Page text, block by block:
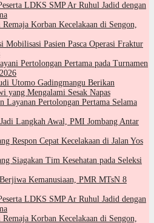
LDKS SMP Ar Ruhul Jadid dengan
Korban Kecelakaan di Sengon,
Mobilisasi Pasien Pasca Operasi Fraktur
Pertolongan Pertama pada Turnamen
Utomo Gadingmangu Berikan
yang Mengalami Sesak Napas
Layanan Pertolongan Pertama Selama
Langkah Awal, PMI Jombang Antar
Respon Cepat Kecelakaan di Jalan Yos
Siagakan Tim Kesehatan pada Seleksi
Kemanusiaan, PMR MTsN 8
LDKS SMP Ar Ruhul Jadid dengan
Korban Kecelakaan di Sengon,